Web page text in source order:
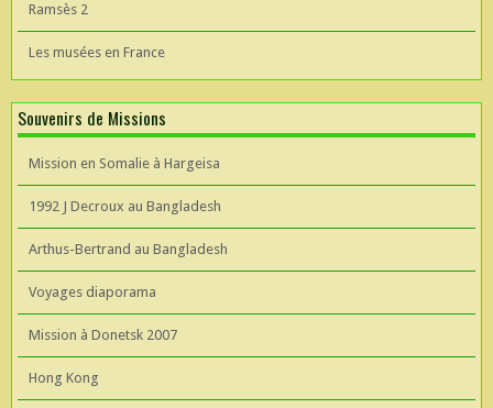
Ramsès 2
Les musées en France
Souvenirs de Missions
Mission en Somalie à Hargeisa
1992 J Decroux au Bangladesh
Arthus-Bertrand au Bangladesh
Voyages diaporama
Mission à Donetsk 2007
Hong Kong